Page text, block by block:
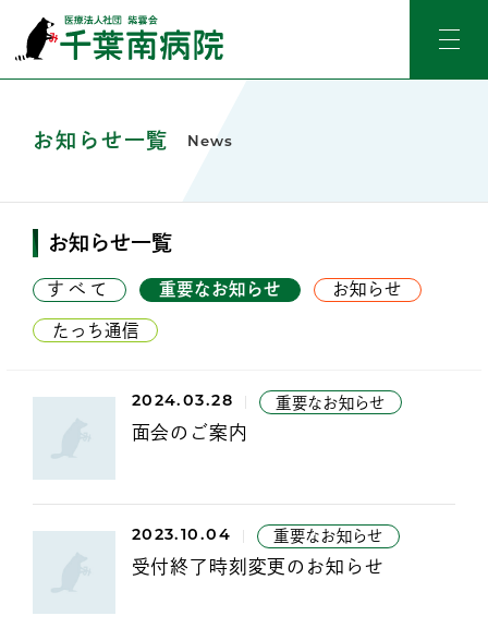
お知らせ一覧 News
お知らせ一覧
すべて 重要なお知らせ お知らせ
たっち通信
2024.03.28 重要なお知らせ
面会のご案内
2023.10.04 重要なお知らせ
受付終了時刻変更のお知らせ